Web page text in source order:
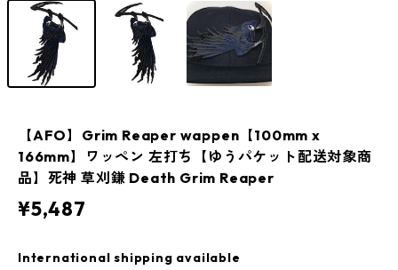
【AFO】Grim Reaper wappen【100mm x
166mm】ワッペン 左打ち【ゆうパケット配送対象商
品】死神 草刈鎌 Death Grim Reaper
¥5,487
International shipping available